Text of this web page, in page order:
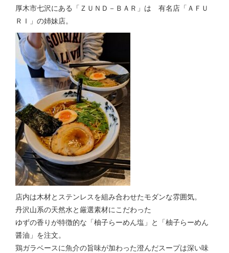
厚木市七沢にある「ＺＵＮＤ－ＢＡＲ」は 有名店「ＡＦＵ
ＲＩ」の姉妹店。
店内は木材とステンレスを組み合わせたモダンな雰囲気。
丹沢山系の天然水と厳選素材にこだわった
ゆずの香りが特徴的な「柚子らーめん塩」と「柚子らーめん
醤油」を注文。
鶏ガラベースに魚介の旨味が加わった澄んだスープは深い味